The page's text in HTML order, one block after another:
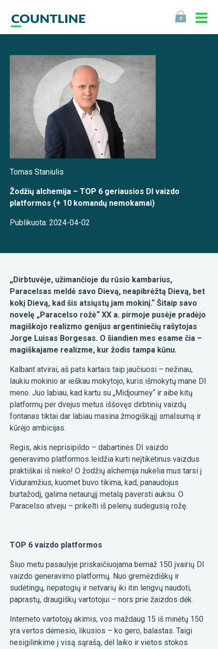
0
Tomas Staniulis
Žodžių alchemija – TOP 6 geriausios DI vaizdo
platformos (+ 10 komandų nemokamai)
Publikuota: 2024-04-02
„Dirbtuvėje, užimančioje du rūsio kambarius,
Paracelsas meldė savo Dievą, neapibrėžtą Dievą, bet
kokį Dievą, kad šis atsiųstų jam mokinį.“ Šitaip savo
novelę „Paracelso rožė“ XX a. pirmoje pusėje pradėjo
magiškojo realizmo genijus argentiniečių rašytojas
Jorge Luisas Borgesas. O šiandien mes esame čia –
magiškajame realizme, kur žodis tampa kūnu.
Kalbant atvirai, aš pats kartais taip jaučiuosi – nežinau,
laukiu mokinio ar ieškau mokytojo, kuris išmokytų mane DI
meno. Juo labiau, kad kartu su „Midjourney“ ir aibe kitų
platformų per dvejus metus iššovęs dirbtinių vaizdų
fontanas tiktai dar labiau masina žmogiškąjį smalsumą ir
kūrėjo ambicijas.
Regis, akis neprisipildo – dabartinės DI vaizdo
generavimo platformos leidžia kurti neįtikėtinus vaizdus
praktiškai iš nieko! O žodžių alchemija nukelia mus tarsi į
Viduramžius, kuomet buvo tikima, kad, panaudojus
burtažodį, galima netaurųjį metalą paversti auksu. O
Paracelso atveju – prikelti iš pelenų sudegusią rožę.
TOP 6 vaizdo platformos
Šiuo metu pasaulyje priskaičiuojama bemaž 150 įvairių DI
vaizdo generavimo platformų. Nuo gremėzdiškų ir
sudėtingų, nepatogių ir netvarių iki itin lengvų naudoti,
paprastų, draugiškų vartotojui – nors prie žaizdos dėk.
Interneto vartotojų akimis, vos maždaug 15 iš minėtų 150
yra vertos dėmesio, likusios – ko gero, balastas. Taigi
nesigilinkime į visą sąrašą, dėl laiko ir vietos stokos